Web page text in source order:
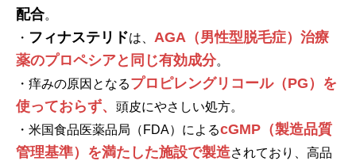
配合。
・ フィナステリドは、 AGA（男性型脱毛症）治療
薬のプロペシアと同じ有効成分。
・痒みの原因となるプロピレングリコール（PG）を
使っておらず、 頭皮にやさしい処方。
・米国食品医薬品局（FDA）によるcGMP（製造品質
管理基準）を満たした施設で製造されており、高品